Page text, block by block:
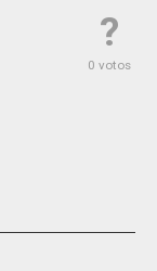
?
0 votos